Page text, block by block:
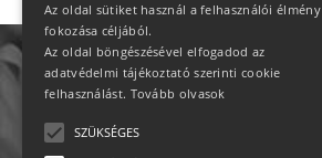
Az oldal sütiket használ a felhasználói élmény
fokozása céljából.
Az oldal böngészésével elfogadod az
adatvédelmi tájékoztató szerinti cookie
felhasználást. Tovább olvasok
SZÜKSÉGES